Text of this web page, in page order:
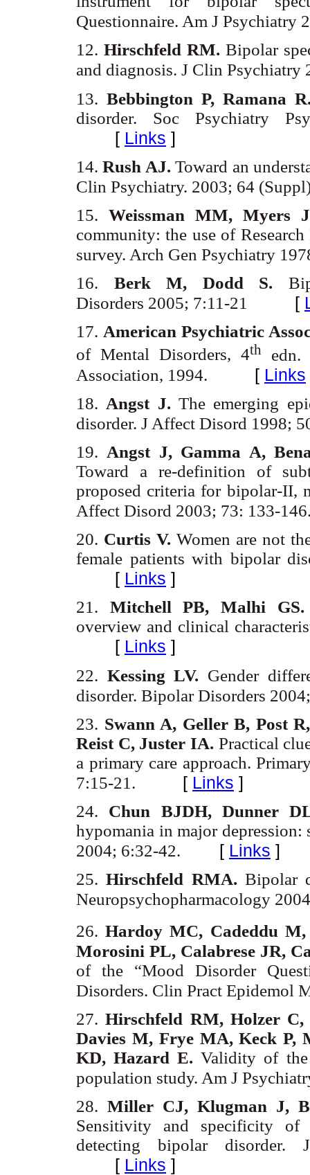
Questionnaire. Am J Psychiatry
12. Hirschfeld RM. Bipolar
and diagnosis. J Clin
13.Bebbington P, Ramana
disorder. Soc Psychiatry
[ Links ]
14.Rush AJ.Toward an
Clin Psychiatry. 2003; 64
15. Weissman MM, Myers
community: the use of
survey. Arch Gen Psychiatry
16. Berk M, Dodd S.
Disorders 2005; 7:11-21
[
17.American Psychiatric
of Mental Disorders, 4th
edn.
Association, 1994.
[ Links
18. Angst J. The emerging
disorder. J Affect Disord 1998;
19. Angst J, Gamma A,
Toward a re-definition of
proposed criteria for bipolar-II,
Affect Disord 2003; 73: 133-
20. Curtis V. Women are not
female patients with bipolar
[ Links ]
21. Mitchell PB, Malhi
overview and clinical
[ Links ]
22. Kessing LV. Gender
disorder. Bipolar Disorders
23. Swann A, Geller B, Post
Reist C, Juster IA. Practical
a primary care approach.
7:15-21.
[ Links ]
24. Chun BJDH, Dunner
hypomania in major
2004; 6:32-42. [ Links ]
25.Hirschfeld RMA. Bipolar
Neuropsychopharmacology
26.Hardoy MC, Cadeddu
Morosini PL, Calabrese JR,
of the “Mood Disorder
Disorders. Clin Pract Epidemol
27.Hirschfeld RM, Holzer C,
Davies M, Frye MA, Keck P,
KD, Hazard E. Validity of the
population study. Am J
28. Miller CJ, Klugman J,
Sensitivity and specificity of
detecting bipolar
[ Links ]